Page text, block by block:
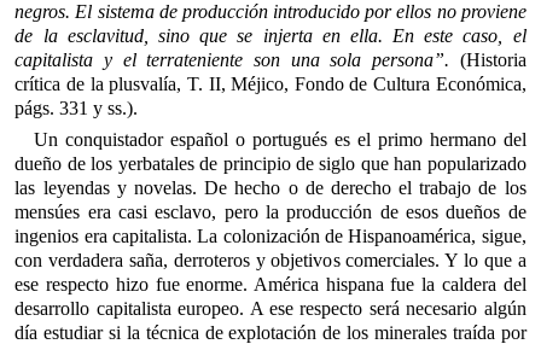
negros. El sistema de producción introducido por ellos no proviene
de la esclavitud, sino que se injerta en ella. En este caso, el
capitalista y el terrateniente son una sola persona”. (Historia
crítica de la plusvalía, T. II, Méjico, Fondo de Cultura Económica,
págs. 331 y ss.).
Un conquistador español o portugués es el primo hermano del
dueño de los yerbatales de principio de siglo que han popularizado
las leyendas y novelas. De hecho o de derecho el trabajo de los
mensúes era casi esclavo, pero la producción de esos dueños de
ingenios era capitalista. La colonización de Hispanoamérica, sigue,
con verdadera saña, derroteros y objetivos comerciales. Y lo que a
ese respecto hizo fue enorme. América hispana fue la caldera del
desarrollo capitalista europeo. A ese respecto será necesario algún
día estudiar si la técnica de explotación de los minerales traída por